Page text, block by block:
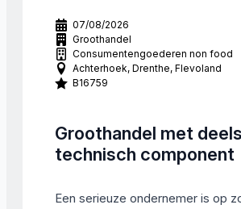
07/08/2026
Groothandel
Consumentengoederen non food
Achterhoek Drenthe Flevoland
B16759
Groothandel met deels
technisch component
Een serieuze ondernemer is op